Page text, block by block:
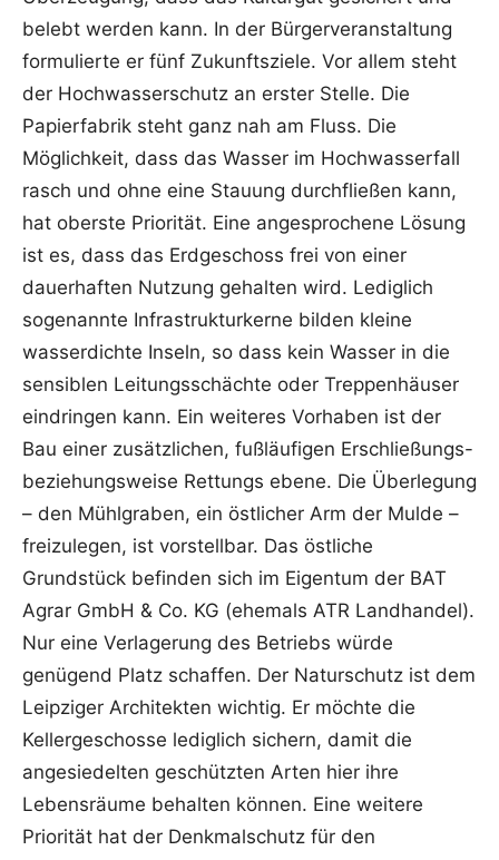
belebt werden kann. In der Bürgerveranstaltung
formulierte er fünf Zukunftsziele. Vor allem steht
der Hochwasserschutz an erster Stelle. Die
Papierfabrik steht ganz nah am Fluss. Die
Möglichkeit, dass das Wasser im Hochwasserfall
rasch und ohne eine Stauung durchfließen kann,
hat oberste Priorität. Eine angesprochene Lösung
ist es, dass das Erdgeschoss frei von einer
dauerhaften Nutzung gehalten wird. Lediglich
sogenannte Infrastrukturkerne bilden kleine
wasserdichte Inseln, so dass kein Wasser in die
sensiblen Leitungsschächte oder Treppenhäuser
eindringen kann. Ein weiteres Vorhaben ist der
Bau einer zusätzlichen, fußläufigen Erschließungs-
beziehungsweise Rettungs ebene. Die Überlegung
– den Mühlgraben, ein östlicher Arm der Mulde –
freizulegen, ist vorstellbar. Das östliche
Grundstück befinden sich im Eigentum der BAT
Agrar GmbH & Co. KG (ehemals ATR Landhandel).
Nur eine Verlagerung des Betriebs würde
genügend Platz schaffen. Der Naturschutz ist dem
Leipziger Architekten wichtig. Er möchte die
Kellergeschosse lediglich sichern, damit die
angesiedelten geschützten Arten hier ihre
Lebensräume behalten können. Eine weitere
Priorität hat der Denkmalschutz für den